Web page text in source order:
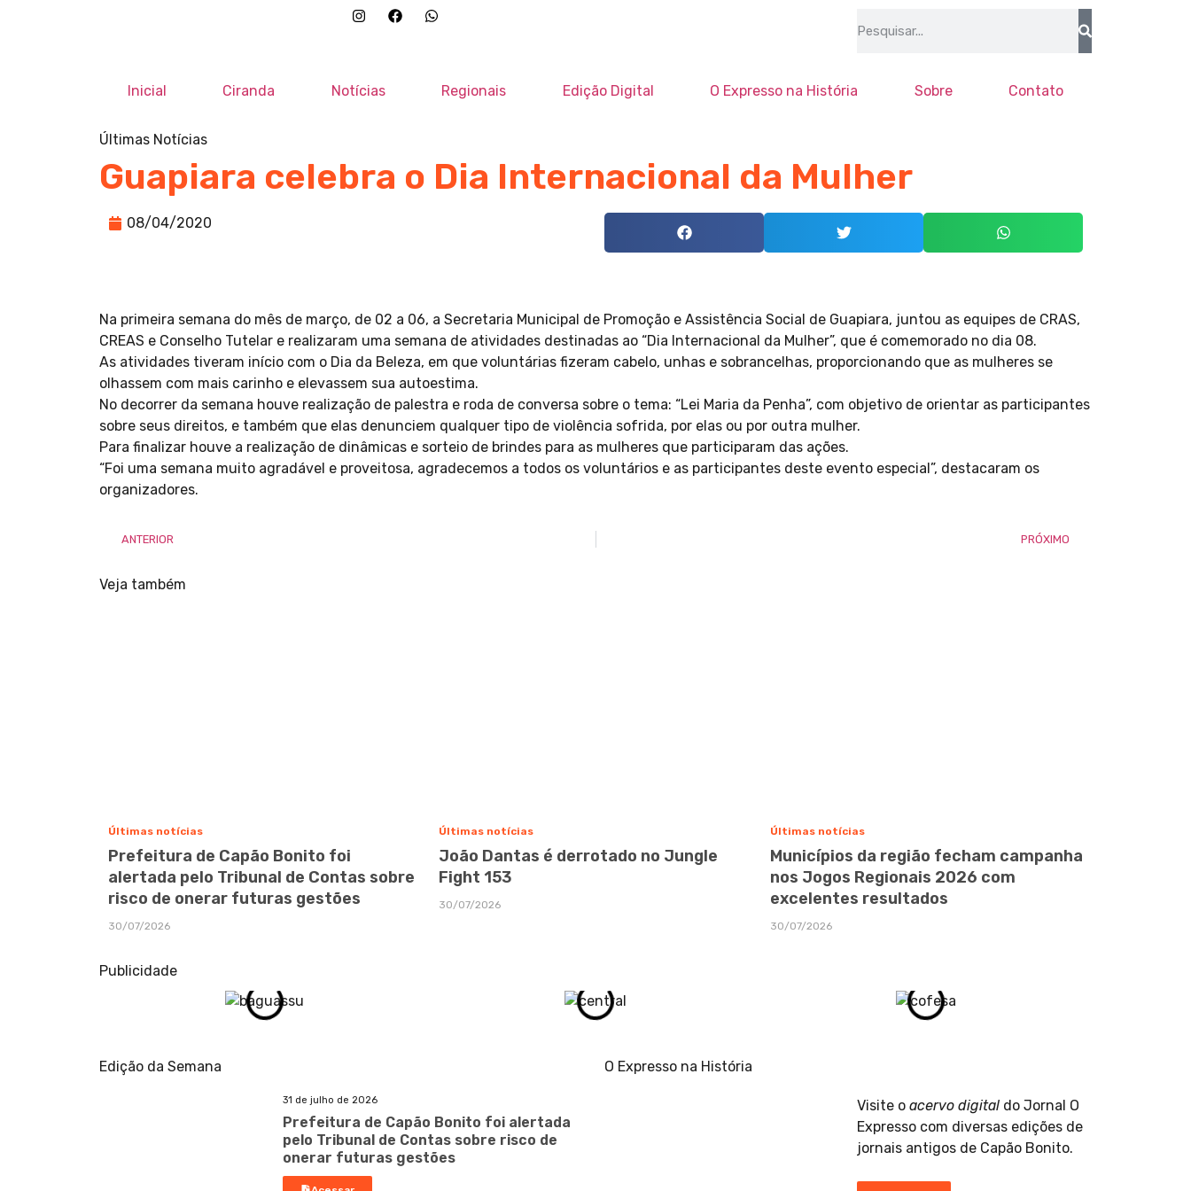
Inicial Ciranda Notícias Regionais Edição Digital O Expresso na História Sobre Contato
Últimas Notícias
Guapiara celebra o Dia Internacional da Mulher
08/04/2020
Na primeira semana do mês de março, de 02 a 06, a Secretaria Municipal de Promoção e Assistência Social de Guapiara, juntou as equipes de CRAS,
CREAS e Conselho Tutelar e realizaram uma semana de atividades destinadas ao “Dia Internacional da Mulher”, que é comemorado no dia 08.
As atividades tiveram início com o Dia da Beleza, em que voluntárias fizeram cabelo, unhas e sobrancelhas, proporcionando que as mulheres se
olhassem com mais carinho e elevassem sua autoestima.
No decorrer da semana houve realização de palestra e roda de conversa sobre o tema: “Lei Maria da Penha”, com objetivo de orientar as participantes
sobre seus direitos, e também que elas denunciem qualquer tipo de violência sofrida, por elas ou por outra mulher.
Para finalizar houve a realização de dinâmicas e sorteio de brindes para as mulheres que participaram das ações.
“Foi uma semana muito agradável e proveitosa, agradecemos a todos os voluntários e as participantes deste evento especial”, destacaram os
organizadores.
ANTERIOR PRÓXIMO
Veja também
Últimas notícias
Prefeitura de Capão Bonito foi
alertada pelo Tribunal de Contas sobre
risco de onerar futuras gestões
30/07/2026
Últimas notícias
João Dantas é derrotado no Jungle
Fight 153
30/07/2026
Últimas notícias
Municípios da região fecham campanha
nos Jogos Regionais 2026 com
excelentes resultados
30/07/2026
Publicidade
Edição da Semana
31 de julho de 2026
Prefeitura de Capão Bonito foi alertada
pelo Tribunal de Contas sobre risco de
onerar futuras gestões
O Expresso na História
Visite o acervo digital do Jornal O
Expresso com diversas edições de
jornais antigos de Capão Bonito.